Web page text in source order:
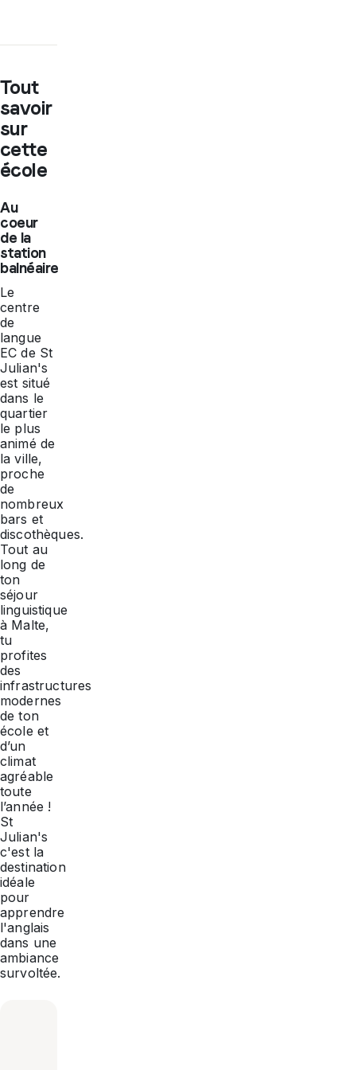
Tout
savoir
sur
cette
école
Au
coeur
de la
station
balnéaire
Le
centre
de
langue
EC de St
Julian's
est situé
dans le
quartier
le plus
animé de
la ville,
proche
de
nombreux
bars et
discothèques.
Tout au
long de
ton
séjour
linguistique
à Malte,
tu
profites
des
infrastructures
modernes
de ton
école et
d’un
climat
agréable
toute
l’année !
St
Julian's
c'est la
destination
idéale
pour
apprendre
l'anglais
dans une
ambiance
survoltée.